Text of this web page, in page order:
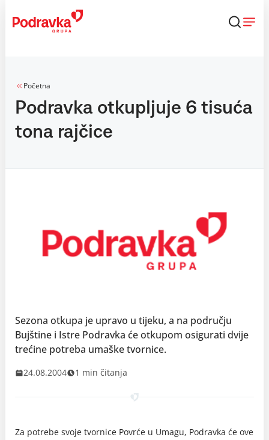
content
Početna
Podravka otkupljuje 6 tisuća
tona rajčice
Sezona otkupa je upravo u tijeku, a na području
Bujštine i Istre Podravka će otkupom osigurati dvije
trećine potreba umaške tvornice.
24.08.2004 1 min čitanja
Za potrebe svoje tvornice Povrće u Umagu, Podravka će ove